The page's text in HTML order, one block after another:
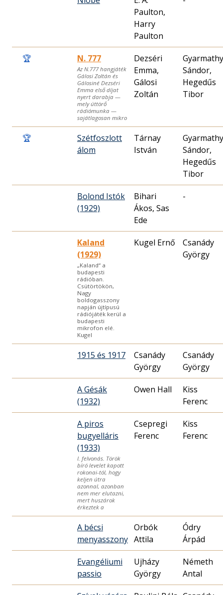
Paulton,
Harry
Paulton
🏆 N. 777
Az N.777 hangjáték
Gálosi Zoltán és
Gálosiné Dezséri
Emma első díjat
nyert darabja —
mely úttörő
rádiómunka —
sajátlagosan mikro
Dezséri
Emma,
Gálosi
Zoltán
Gyarmathy
Sándor,
Hegedűs
Tibor
🏆
Szétfoszlott
álom
Tárnay
István
Gyarmathy
Sándor,
Hegedűs
Tibor
Bolond Istók
(1929)
Bihari
Ákos, Sas
Ede
-
Kaland
(1929)
„Kaland“ a
budapesti
rádióban.
Csütörtökön,
Nagy
boldogasszony
napján újtípusú
rádiójáték kerül a
budapesti
mikrofon elé.
Kugel
Kugel Ernő
Csanády
György
1915 és 1917
Csanády
György
Csanády
György
A Gésák
(1932)
Owen Hall
Kiss
Ferenc
A piros
bugyelláris
(1933)
I. felvonás. Török
bíró levelet kapott
rokonai-tól, hogy
keljen útra
azonnal, azonban
nem mer elutazni,
mert huszárok
érkeztek a
Csepregi
Ferenc
Kiss
Ferenc
A bécsi
menyasszony
Orbók
Attila
Ódry
Árpád
Evangéliumi
passio
Ujházy
György
Németh
Antal